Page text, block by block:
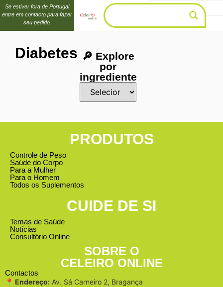
Se estiver fora de Portugal
entre em contacto para fazer
seu pedido.
Diabetes 🔎 Explore
por
ingrediente
PRODUTOS
Controle de Peso
Saúde do Corpo
Para a Mulher
Para o Homem
Todos os Suplementos
CUIDE DE SI
Temas de Saúde
Notícias
Consultório Online
SOBRE O
CELEIRO ONLINE
Contactos
📍 Endereço: Av. Sá Carneiro 2, Bragança